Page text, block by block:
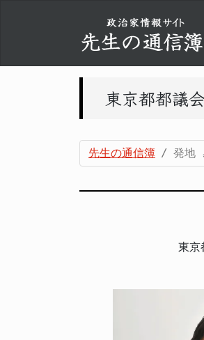
東京都都議
先生の通信簿 発地
東京